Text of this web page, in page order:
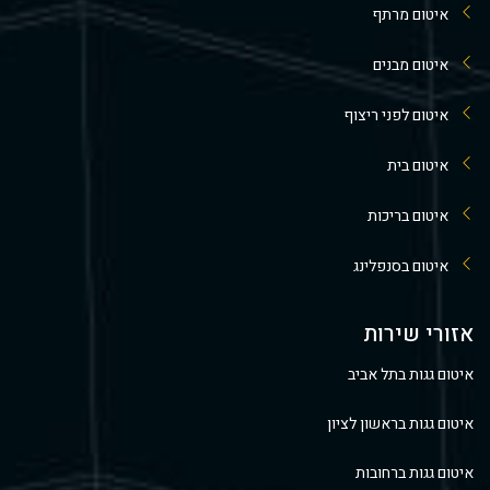
איטום מרתף
איטום מבנים
איטום לפני ריצוף
איטום בית
איטום בריכות
איטום בסנפלינג
אזורי שירות
איטום גגות בתל אביב
איטום גגות בראשון לציון
איטום גגות ברחובות